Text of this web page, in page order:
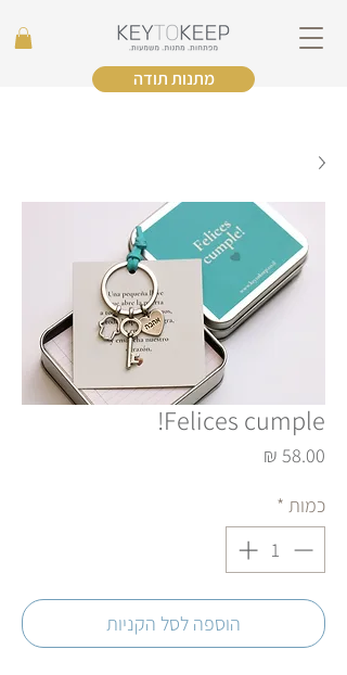
מתנות תודה
Felices cumple!
כמות *
הוספה לסל הקניות